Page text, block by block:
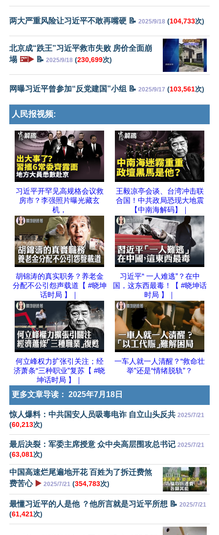
两大严重风险让习近平不敢再嘴硬 📝 2025/9/18 (104,733次)
北京成“跌王”习近平救市失败 房价全面崩
塌 🖼️▶️ 📝 2025/9/18 (230,699次)
网曝习近平曾参加“反党建国”小组 📝 2025/9/17 (103,561次)
人民报视频:
习近平开罕见高规格会议救
房市？李强照片曝光藏玄
机，
王毅凉亭会谈、台湾冲击联
合国！中共政局恐现大地震
【中南海解码】｜
胡锦涛的真实职务？养老金
分配不公引怨声载道【 #晓坤
话时局 】｜
习近平“ 一人难逃”？在中
国，这东西最毒！【 #晓坤话
时局 】｜
何立峰权力扩张引关注；经
济萧条“三种职业”复苏【 #晓
坤话时局 】｜
一车人就一人清醒？“救命壮
举”还是“情绪脱轨”？
更多文章导读： 2025年7月18日
惊人爆料：中共国安人员吸毒电诈 自立山头反共 2025/7/21
(60,213次)
最后决裂：军委主席授意 众中央高层围攻总书记 2025/7/21
(63,081次)
中国高速烂尾遍地开花 百姓为了拆迁费煞
费苦心 ▶️ 2025/7/21 (354,783次)
最懂习近平的人是他 ？他所言就是习近平所想 📝 2025/7/21
(61,421次)